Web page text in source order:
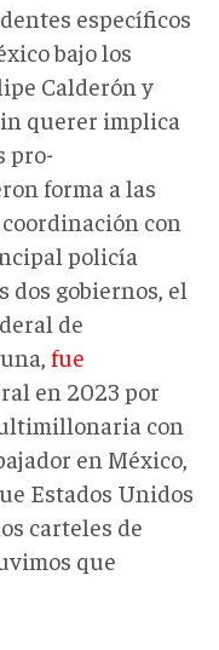
específicos
bajo los
Calderón y
querer implica
pro-
forma a las
con
policía
dos gobiernos, el
de
fue
en 2023 por
con
en México,
Estados Unidos
carteles de
que